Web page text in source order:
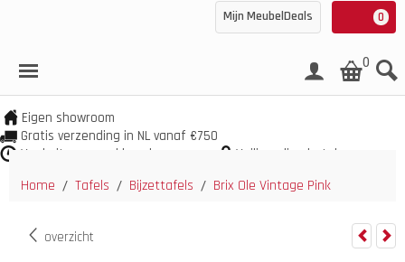
0
Mijn MeubelDeals
0
Eigen showroom
Gratis verzending in NL vanaf €750
Veel uit voorraad leverbaar
Veilig online betalen
Home / Tafels / Bijzettafels / Brix Ole Vintage Pink
overzicht